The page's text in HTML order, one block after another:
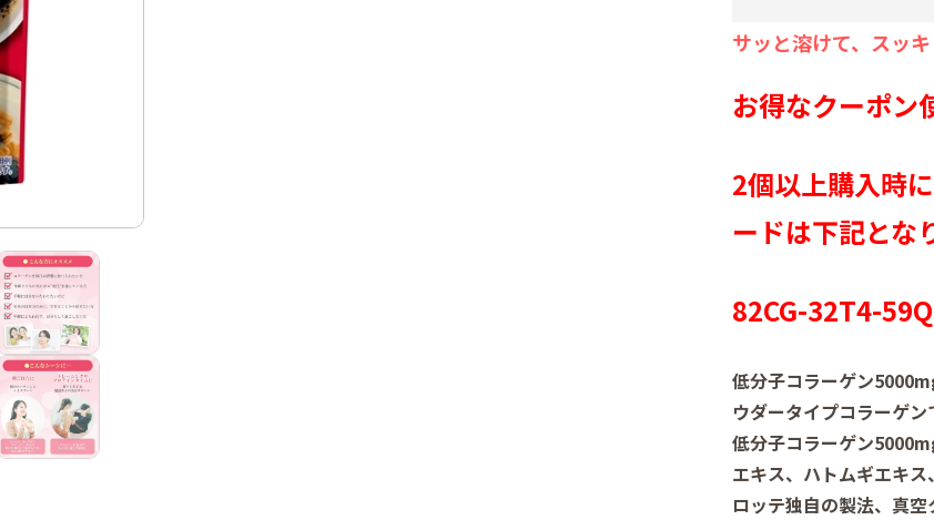
サッと溶けて、スッ
お得なクーポン
2個以上購入時
ードは下記とな
82CG-32T4-
低分子コラーゲン
ウダータイプコラーゲン
低分子コラーゲン
エキス、ハトムギエキス
ロッテ独自の製法、真